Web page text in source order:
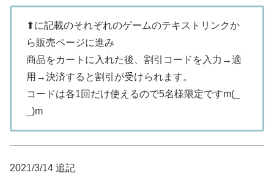
⬆に記載のそれぞれのゲームのテキストリンクか
ら販売ページに進み
商品をカートに入れた後、割引コードを入力→適
用→決済すると割引が受けられます。
コードは各1回だけ使えるので5名様限定ですm(_
_)m
2021/3/14 追記